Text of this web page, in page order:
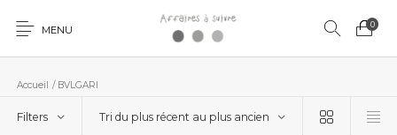
MENU 0
Accueil / BVLGARI
Filters Tri du plus récent au plus ancien